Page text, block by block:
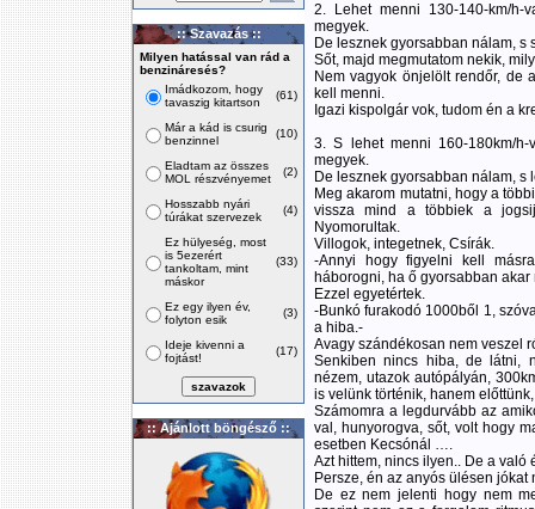
:: Szavazás ::
Milyen hatással van rád a
benzináresés?
Imádkozom, hogy
tavaszig kitartson
(61)
Már a kád is csurig
benzinnel
(10)
Eladtam az összes
MOL részvényemet
(2)
Hosszabb nyári
túrákat szervezek
(4)
Ez hülyeség, most
is 5ezerért
tankoltam, mint
máskor
(33)
Ez egy ilyen év,
folyton esik
(3)
Ideje kivenni a
fojtást!
(17)
:: Ajánlott böngésző ::
2. Lehet menni 130-140-km/h-
megyek.
De lesznek gyorsabban nálam, s
Sőt, majd megmutatom nekik,
Nem vagyok önjelölt rendőr, de
kell menni.
Igazi kispolgár vok, tudom én a
3. S lehet menni 160-180km/
megyek.
De lesznek gyorsabban nálam, s
Meg akarom mutatni, hogy a
vissza mind a többiek a
Nyomorultak.
Villogok, integetnek, Csírák.
-Annyi hogy figyelni kell
háborogni, ha ő gyorsabban
Ezzel egyetértek.
-Bunkó furakodó 1000ből 1,
a hiba.-
Avagy szándékosan nem veszel
Senkiben nincs hiba, de látni,
nézem, utazok autópályán,
is velünk történik, hanem
Számomra a legdurvább az
val, hunyorogva, sőt, volt hogy
esetben Kecsónál ….
Azt hittem, nincs ilyen.. De a való
Persze, én az anyós ülésen
De ez nem jelenti hogy nem